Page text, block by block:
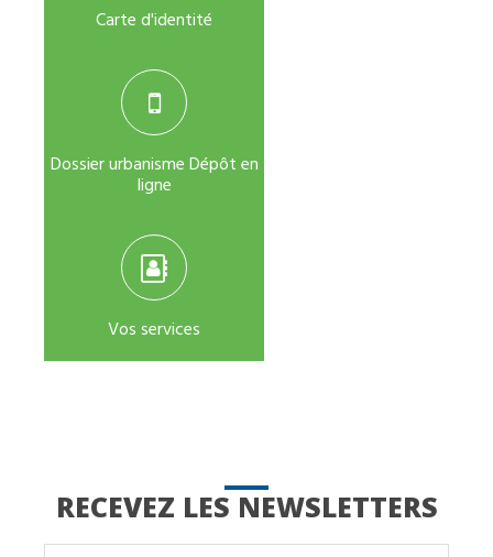
Carte d'identité
Dossier urbanisme Dépôt en
ligne
Vos services
RECEVEZ LES NEWSLETTERS